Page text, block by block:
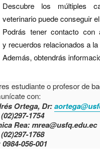
Descubre los múltiples
veterinario puede conseguir
Podrás tener contacto
y recuerdos relacionados a la
Además, obtendrás
estudiante o profesor de
con:
Ortega, Dr:
1754
Rea: mrea@usfq.edu.ec
1768
056-001